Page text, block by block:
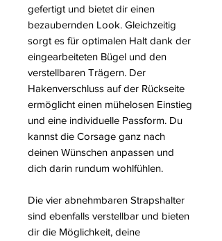
gefertigt und bietet dir einen
bezaubernden Look. Gleichzeitig
sorgt es für optimalen Halt dank der
eingearbeiteten Bügel und den
verstellbaren Trägern. Der
Hakenverschluss auf der Rückseite
ermöglicht einen mühelosen Einstieg
und eine individuelle Passform. Du
kannst die Corsage ganz nach
deinen Wünschen anpassen und
dich darin rundum wohlfühlen.
Die vier abnehmbaren Strapshalter
sind ebenfalls verstellbar und bieten
dir die Möglichkeit, deine